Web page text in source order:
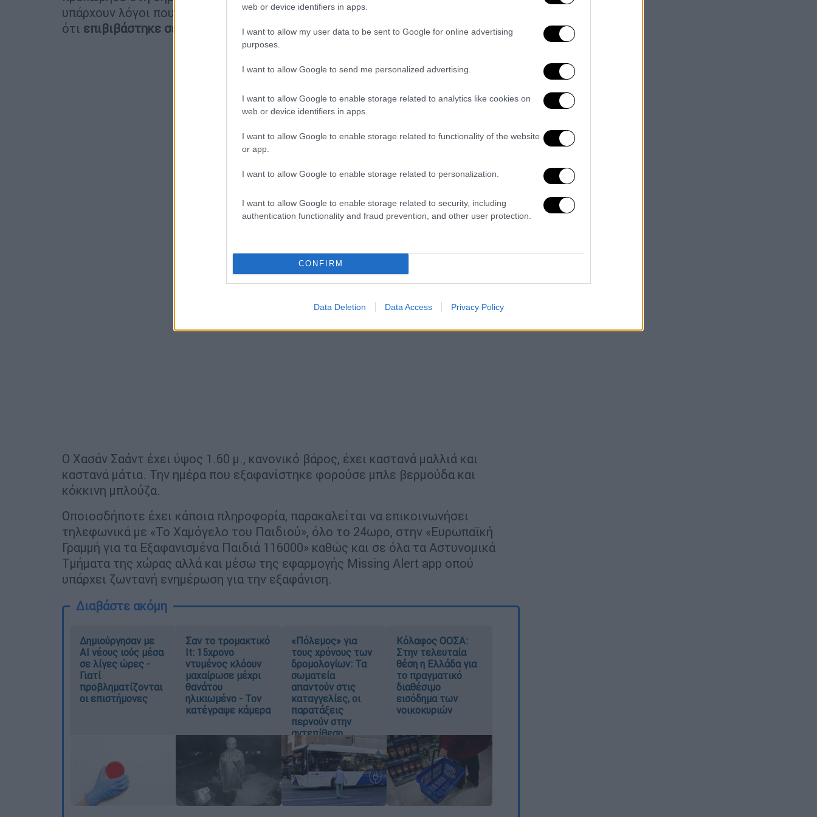
web or device identifiers in apps.
I want to allow my user data to be sent to Google for online advertising
purposes.
I want to allow Google to send me personalized advertising.
I want to allow Google to enable storage related to analytics like cookies on
web or device identifiers in apps.
I want to allow Google to enable storage related to functionality of the website
or app.
I want to allow Google to enable storage related to personalization.
I want to allow Google to enable storage related to security, including
authentication functionality and fraud prevention, and other user protection.
CONFIRM
Data Deletion Data Access Privacy Policy
υπάρχουν λόγοι που τον θέτουν τη ζωή του σε κίνδυνο. Υπάρχει η πληροφορία
ότι επιβιβάστηκε σε ταξί με ενήλικο άγνωστο άνδρα.
Ο Χασάν Σαάντ έχει ύψος 1.60 μ., κανονικό βάρος, έχει καστανά μαλλιά και
καστανά μάτια. Την ημέρα που εξαφανίστηκε φορούσε μπλε βερμούδα και
κόκκινη μπλούζα.
Οποιοσδήποτε έχει κάποια πληροφορία, παρακαλείται να επικοινωνήσει
τηλεφωνικά με «Το Χαμόγελο του Παιδιού», όλο το 24ωρο, στην «Ευρωπαϊκή
Γραμμή για τα Εξαφανισμένα Παιδιά 116000» καθώς και σε όλα τα Αστυνομικά
Τμήματα της χώρας αλλά και μέσω της εφαρμογής Missing Alert app οπού
υπάρχει ζωντανή ενημέρωση για την εξαφάνιση.
Διαβάστε ακόμη
Δημιούργησαν με
AI νέους ιούς μέσα
σε λίγες ώρες -
Γιατί
προβληματίζονται
οι επιστήμονες
Σαν το τρομακτικό
It: 15χρονο
ντυμένος κλόουν
μαχαίρωσε μέχρι
θανάτου
ηλικιωμένο - Τον
κατέγραψε κάμερα
«Πόλεμος» για
τους χρόνους των
δρομολογίων: Τα
σωματεία
απαντούν στις
καταγγελίες, οι
παρατάξεις
περνούν στην
αντεπίθεση
Κόλαφος ΟΟΣΑ:
Στην τελευταία
θέση η Ελλάδα για
το πραγματικό
διαθέσιμο
εισόδημα των
νοικοκυριών